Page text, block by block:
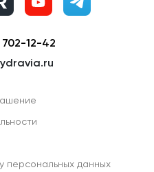
702-12-42
персональных данных